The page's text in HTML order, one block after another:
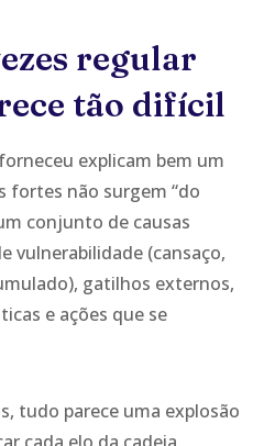
regular
tão difícil
explicam bem um
fortes não surgem “do
conjunto de causas
vulnerabilidade (cansaço,
gatilhos externos,
e ações que se
tudo parece uma explosão